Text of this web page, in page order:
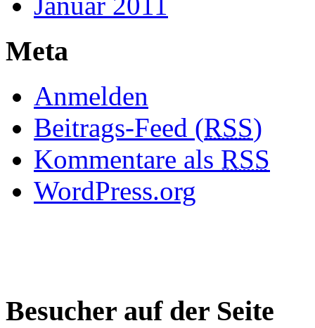
Meta
Anmelden
Beitrags-Feed (RSS)
Kommentare als RSS
WordPress.org
Besucher auf der Seite